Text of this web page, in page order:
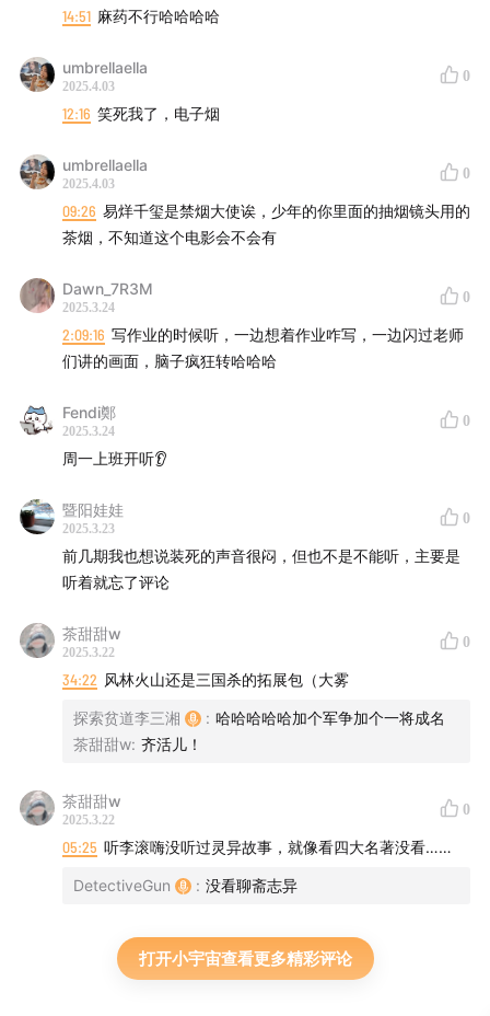
14:51 麻药不行哈哈哈哈
umbrellaella
2025.4.03
0
12:16 笑死我了，电子烟
umbrellaella
2025.4.03
0
09:26 易烊千玺是禁烟大使诶，少年的你里面的抽烟镜头用的
茶烟，不知道这个电影会不会有
Dawn_7R3M
2025.3.24
0
2:09:16 写作业的时候听，一边想着作业咋写，一边闪过老师
们讲的画面，脑子疯狂转哈哈哈
Fendi鄭
2025.3.24
0
周一上班开听👂
暨阳娃娃
2025.3.23
0
前几期我也想说装死的声音很闷，但也不是不能听，主要是
听着就忘了评论
茶甜甜w
2025.3.22
0
34:22 风林火山还是三国杀的拓展包（大雾
探索贫道李三湘 : 哈哈哈哈哈加个军争加个一将成名
茶甜甜w: 齐活儿！
茶甜甜w
2025.3.22
0
05:25 听李滚嗨没听过灵异故事，就像看四大名著没看……
DetectiveGun : 没看聊斋志异
打开小宇宙查看更多精彩评论